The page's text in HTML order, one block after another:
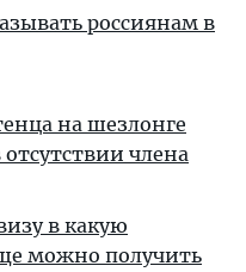
россиянам в
на шезлонге
члена
в какую
можно получить